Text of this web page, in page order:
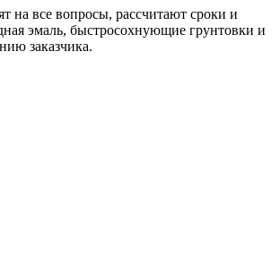
на все вопросы, рассчитают сроки и
эмаль, быстросохнующие грунтовки и
заказчика.